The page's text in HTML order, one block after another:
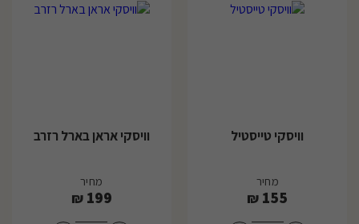
וויסקי טייסטיל
מחיר
155
₪
וויסקי אראן בארל רזרב
מחיר
199
₪